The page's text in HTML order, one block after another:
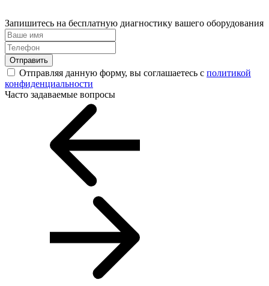
Запишитесь на бесплатную диагностику вашего оборудования
Отправить
Отправляя данную форму, вы соглашаетесь с политикой
конфиденциальности
Часто задаваемые вопросы